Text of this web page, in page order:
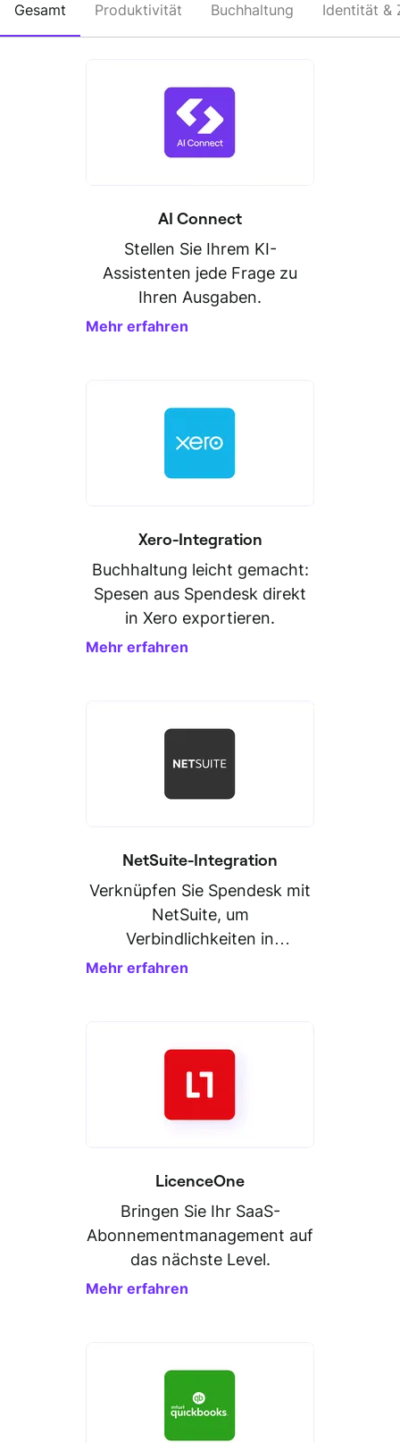
Gesamt Produktivität Buchhaltung Identität &
AI Connect
Stellen Sie Ihrem KI-
Assistenten jede Frage zu
Ihren Ausgaben.
Mehr erfahren
Xero-Integration
Buchhaltung leicht gemacht:
Spesen aus Spendesk direkt
in Xero exportieren.
Mehr erfahren
NetSuite-Integration
Verknüpfen Sie Spendesk mit
NetSuite, um
Verbindlichkeiten in
Rekordzeit zu exportieren.
Mehr erfahren
LicenceOne
Bringen Sie Ihr SaaS-
Abonnementmanagement auf
das nächste Level.
Mehr erfahren